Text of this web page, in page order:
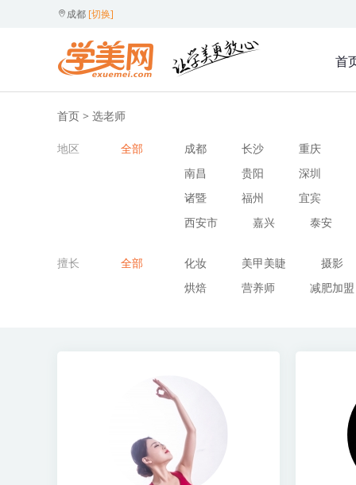
成都 [切换]
首
首页 > 选老师
地区 全部 成都 长沙
重庆
南昌
贵阳
深圳
诸暨
福州
宜宾
西安市
嘉兴 泰安
擅长 全部 化妆 美甲美睫
摄影
烘焙
营养师 减肥加盟